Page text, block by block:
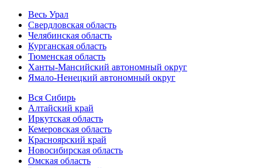
Весь Урал
Свердловская область
Челябинская область
Курганская область
Тюменская область
Ханты-Мансийский автономный округ
Ямало-Ненецкий автономный округ
Вся Сибирь
Алтайский край
Иркутская область
Кемеровская область
Красноярский край
Новосибирская область
Омская область